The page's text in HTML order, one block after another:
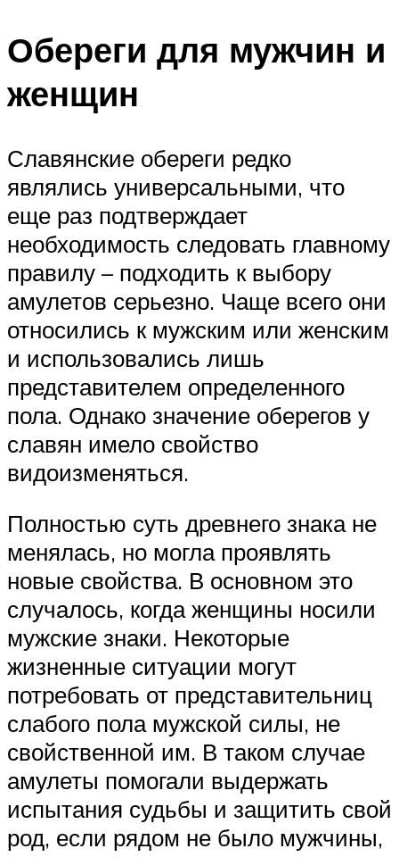
Обереги для мужчин и
женщин
Славянские обереги редко
являлись универсальными, что
еще раз подтверждает
необходимость следовать главному
правилу – подходить к выбору
амулетов серьезно. Чаще всего они
относились к мужским или женским
и использовались лишь
представителем определенного
пола. Однако значение оберегов у
славян имело свойство
видоизменяться.
Полностью суть древнего знака не
менялась, но могла проявлять
новые свойства. В основном это
случалось, когда женщины носили
мужские знаки. Некоторые
жизненные ситуации могут
потребовать от представительниц
слабого пола мужской силы, не
свойственной им. В таком случае
амулеты помогали выдержать
испытания судьбы и защитить свой
род, если рядом не было мужчины,